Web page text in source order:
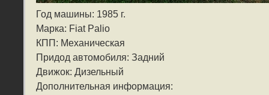
Год машины: 1985 г.
Марка: Fiat Palio
КПП: Механическая
Придод автомобиля: Задний
Движок: Дизельный
Дополнительная информация: